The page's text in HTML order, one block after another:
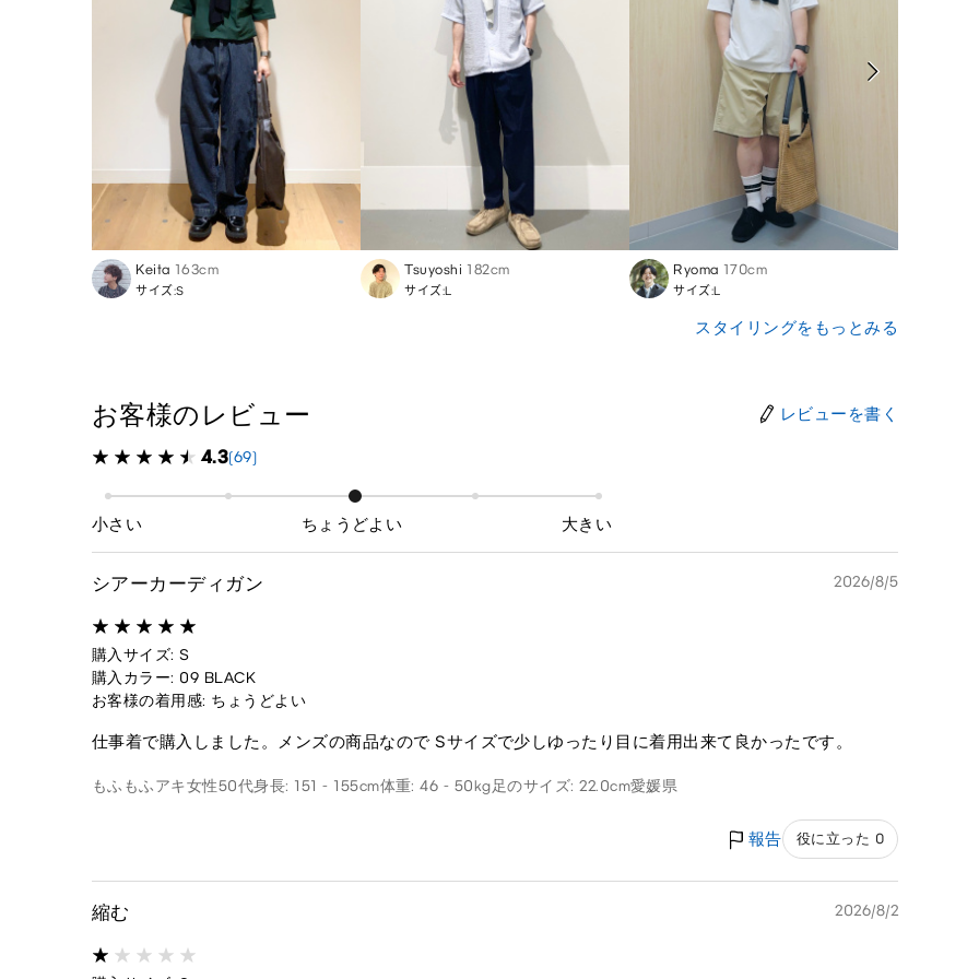
Keita 163cm
サイズ:S
Tsuyoshi 182cm
サイズ:L
Ryoma 170cm
サイズ:L
スタイリングをもっとみる
お客様のレビュー レビューを書く
4.3(69)
小さい ちょうどよい 大きい
シアーカーディガン 2026/8/5
購入サイズ: S
購入カラー: 09 BLACK
お客様の着用感: ちょうどよい
仕事着で購入しました。メンズの商品なので Sサイズで少しゆったり目に着用出来て良かったです。
もふもふアキ女性50代身長: 151 - 155cm体重: 46 - 50kg足のサイズ: 22.0cm愛媛県
報告 役に立った 0
縮む 2026/8/2